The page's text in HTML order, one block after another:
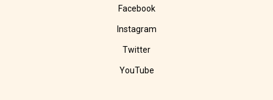
Facebook
Instagram
Twitter
YouTube